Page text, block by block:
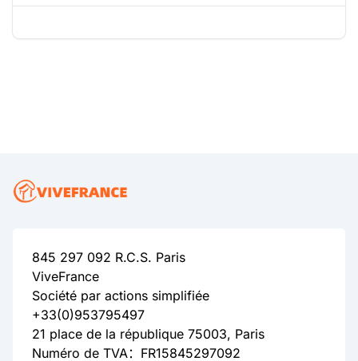
845 297 092 R.C.S. Paris
ViveFrance
Société par actions simplifiée
+33(0)953795497
21 place de la république 75003, Paris
Numéro de TVA：FR15845297092